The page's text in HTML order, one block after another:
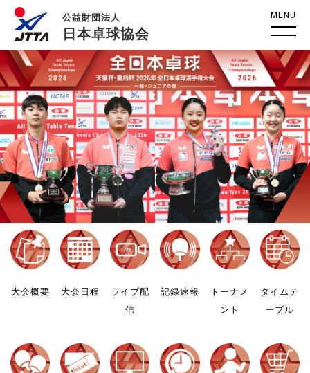
公益財団法人
日本卓球協会
MENU
大会概要 大会日程
ライブ配
信
記録速報
トーナメ
ント
タイムテ
ーブル